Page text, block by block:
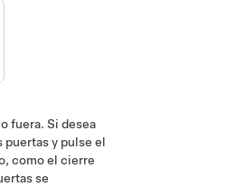
fuera. Si desea
puertas y pulse el
como el cierre
se